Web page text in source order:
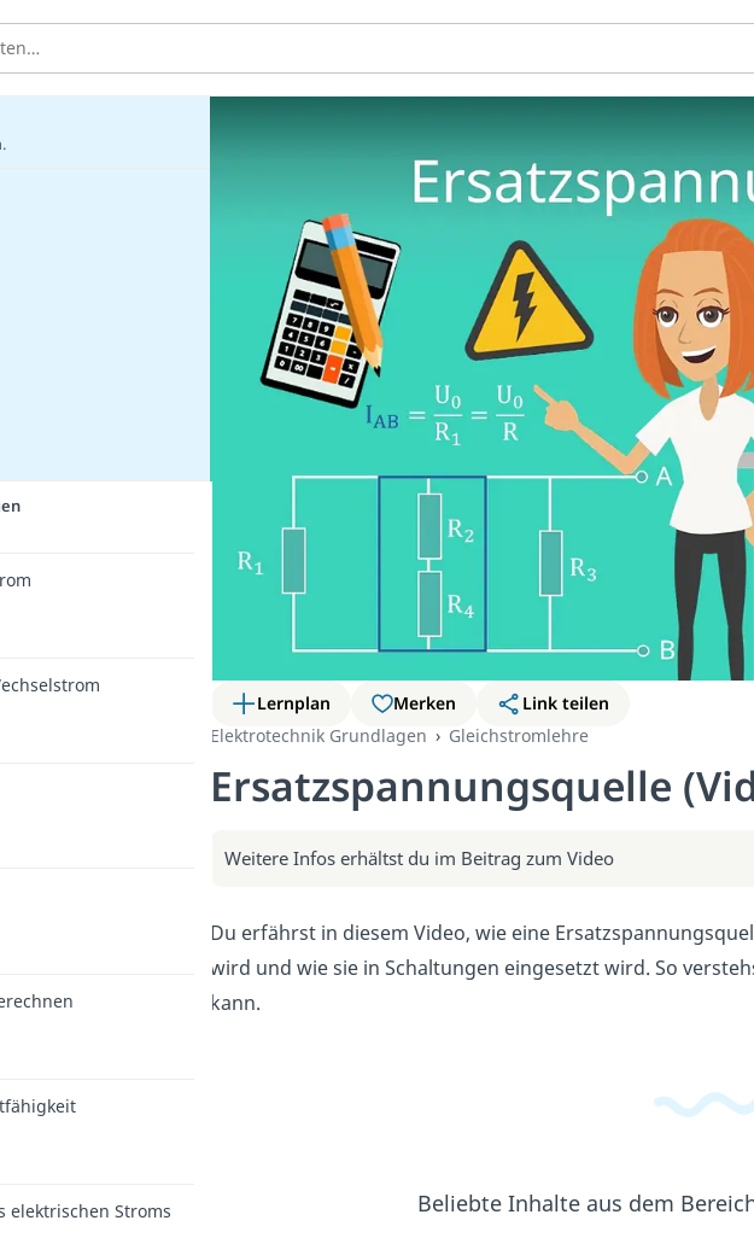
Lernplan Merken
Link teilen
Elektrotechnik Grundlagen
Gleichstromlehre
Ersatzspannungsquelle
Weitere Infos erhältst du im Beitrag zum Video
Du erfährst in diesem Video, wie eine
wird und wie sie in Schaltungen eingesetzt wird. So
kann.
Beliebte Inhalte aus dem
elektrischen Stroms